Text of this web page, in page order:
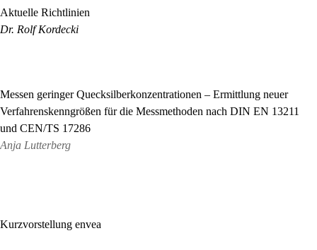
Aktuelle Richtlinien
Dr. Rolf Kordecki
Messen geringer Quecksilberkonzentrationen – Ermittlung neuer
Verfahrenskenngrößen für die Messmethoden nach DIN EN 13211
und CEN/TS 17286
Anja Lutterberg
Kurzvorstellung envea